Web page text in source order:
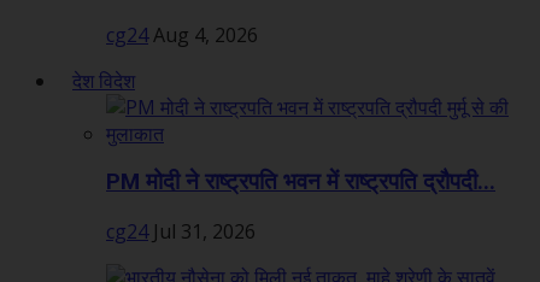
cg24Aug 4, 2026
देश विदेश
PM मोदी ने राष्ट्रपति भवन में राष्ट्रपति द्रौपदी...
cg24 Jul 31, 2026